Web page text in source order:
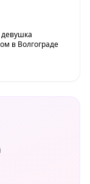
в Волгограде